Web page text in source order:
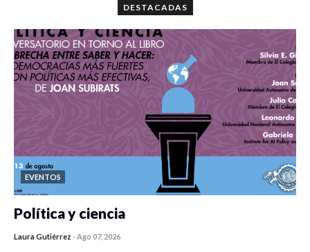
DESTACADAS
EVENTOS
Política y ciencia
Laura Gutiérrez -Ago 07, 2026